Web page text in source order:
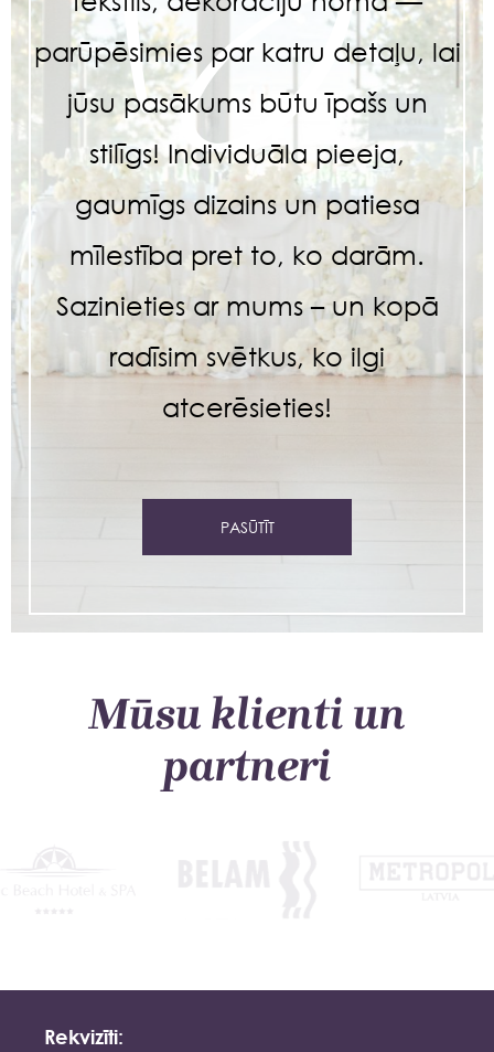
parūpēsimies par katru detaļu, lai
jūsu pasākums būtu īpašs un
stilīgs! Individuāla pieeja,
gaumīgs dizains un patiesa
mīlestība pret to, ko darām.
Sazinieties ar mums – un kopā
radīsim svētkus, ko ilgi
atcerēsieties!
PASŪTĪT
Mūsu klienti un
partneri
Rekvizīti: